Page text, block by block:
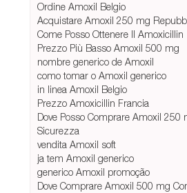
Ordine Amoxil Belgio
Acquistare Amoxil 250 mg
Come Posso Ottenere Il Amoxicillin
Prezzo Più Basso Amoxil 500 mg
nombre generico de Amoxil
como tomar o Amoxil generico
in linea Amoxil Belgio
Prezzo Amoxicillin Francia
Dove Posso Comprare Amoxil 250
Sicurezza
vendita Amoxil soft
ja tem Amoxil generico
generico Amoxil promoção
Dove Comprare Amoxil 500 mg